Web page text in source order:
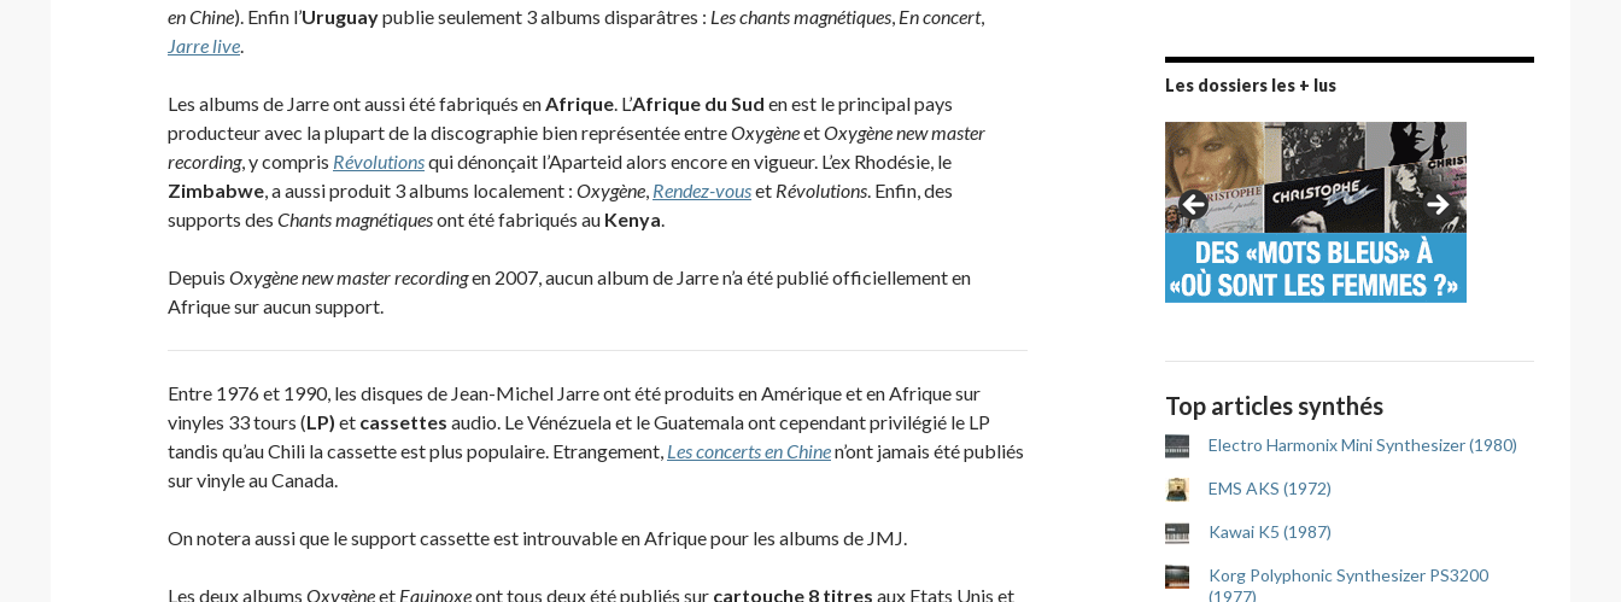
en Chine). Enfin l’Uruguaypublie seulement 3 albums disparâtres : Les chants magnétiques, En concert,
Jarre live.
Les albums de Jarre ont aussi été fabriqués enAfrique. L’Afrique du Sud en est le principal pays
producteur avec la plupart de la discographie bien représentée entreOxygèneetOxygène new master
recording, y compris Révolutionsqui dénonçait l’Aparteid alors encore en vigueur. L’ex Rhodésie, le
Zimbabwe, a aussi produit 3 albums localement : Oxygène, Rendez-vouset Révolutions. Enfin, des
supports des Chants magnétiquesont été fabriqués au Kenya.
Depuis Oxygène new master recordingen 2007, aucun album de Jarre n’a été publié officiellement en
Afrique sur aucun support.
Entre 1976 et 1990, les disques de Jean-Michel Jarre ont été produits en Amérique et en Afrique sur
vinyles 33 tours (LP) et cassettes audio. Le Vénézuela et le Guatemala ont cependant privilégié le LP
tandis qu’au Chili la cassette est plus populaire. Etrangement, Les concerts en Chinen’ont jamais été publiés
sur vinyle au Canada.
On notera aussi que le support cassette est introuvable en Afrique pour les albums de JMJ.
Les deux albums Oxygèneet Equinoxeont tous deux été publiés sur cartouche 8 titres aux Etats Unis et
Les dossiers les + lus
Top articles synthés
Electro Harmonix Mini Synthesizer (1980)
EMS AKS (1972)
Kawai K5 (1987)
Korg Polyphonic Synthesizer PS3200
(1977)